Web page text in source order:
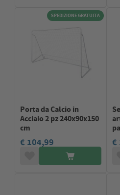
SPEDIZIONE GRATUITA
Porta da Calcio in
Acciaio 2 pz 240x90x150
cm
€ 104,99 €